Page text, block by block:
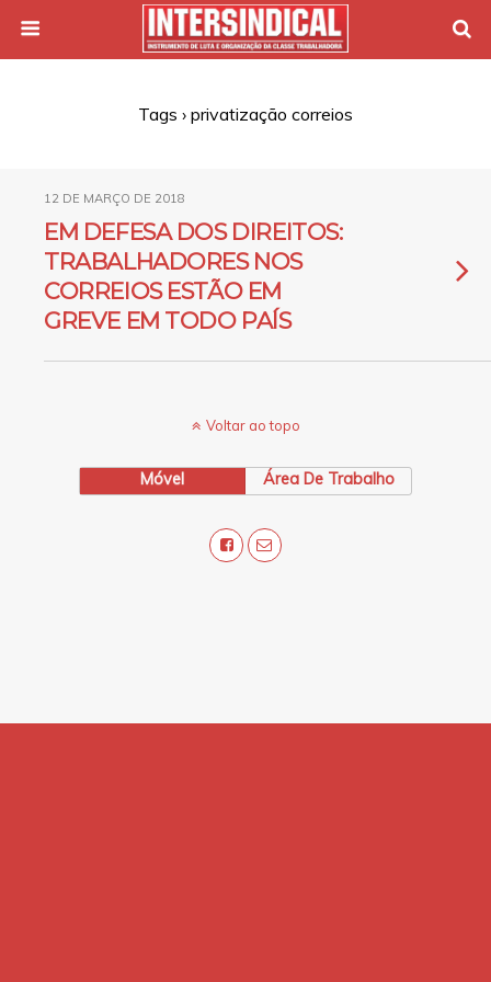
Tags › privatização correios
12 DE MARÇO DE 2018
EM DEFESA DOS DIREITOS:
TRABALHADORES NOS
CORREIOS ESTÃO EM
GREVE EM TODO PAÍS
Voltar ao topo
Móvel Área De Trabalho